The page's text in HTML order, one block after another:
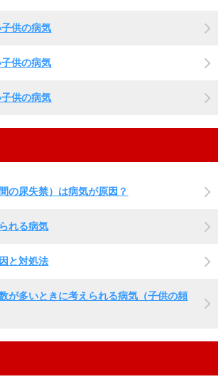
供の病気
供の病気
供の病気
の尿失禁）は病気が原因？
れる病気
と対処法
が多いときに考えられる病気（子供の頻